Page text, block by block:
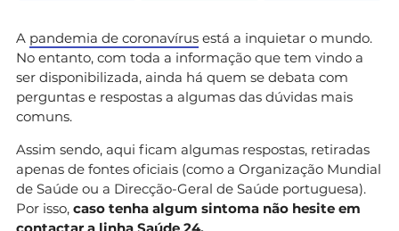
A pandemia de coronavírus está a inquietar o mundo.
No entanto, com toda a informação que tem vindo a
ser disponibilizada, ainda há quem se debata com
perguntas e respostas a algumas das dúvidas mais
comuns.
Assim sendo, aqui ficam algumas respostas, retiradas
apenas de fontes oficiais (como a Organização Mundial
de Saúde ou a Direcção-Geral de Saúde portuguesa).
Por isso, caso tenha algum sintoma não hesite em
contactar a linha Saúde 24.